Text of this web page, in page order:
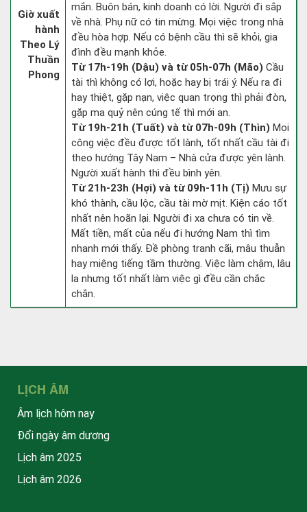
Giờ xuất
hành
Theo Lý
Thuần
Phong
mắn. Buôn bán, kinh doanh có lời. Người đi sắp
về nhà. Phụ nữ có tin mừng. Mọi việc trong nhà
đều hòa hợp. Nếu có bệnh cầu thì sẽ khỏi, gia
đình đều mạnh khỏe.
Từ 17h-19h (Dậu) và từ 05h-07h (Mão) Cầu
tài thì không có lợi, hoặc hay bị trái ý. Nếu ra đi
hay thiệt, gặp nạn, việc quan trọng thì phải đòn,
gặp ma quỷ nên cúng tế thì mới an.
Từ 19h-21h (Tuất) và từ 07h-09h (Thìn) Mọi
công việc đều được tốt lành, tốt nhất cầu tài đi
theo hướng Tây Nam – Nhà cửa được yên lành.
Người xuất hành thì đều bình yên.
Từ 21h-23h (Hợi) và từ 09h-11h (Tị) Mưu sự
khó thành, cầu lộc, cầu tài mờ mịt. Kiện cáo tốt
nhất nên hoãn lại. Người đi xa chưa có tin về.
Mất tiền, mất của nếu đi hướng Nam thì tìm
nhanh mới thấy. Đề phòng tranh cãi, mâu thuẫn
hay miệng tiếng tầm thường. Việc làm chậm, lâu
la nhưng tốt nhất làm việc gì đều cần chắc
chắn.
LỊCH ÂM
Âm lịch hôm nay
Đổi ngày âm dương
Lịch âm 2025
Lịch âm 2026